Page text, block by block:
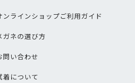
ンラインショップご利用ガイド
ガネの選び方
問い合わせ
着について